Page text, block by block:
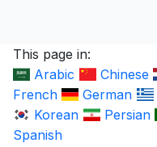
This page in:
Arabic
Chinese
French
German
Korean
Persian
Spanish